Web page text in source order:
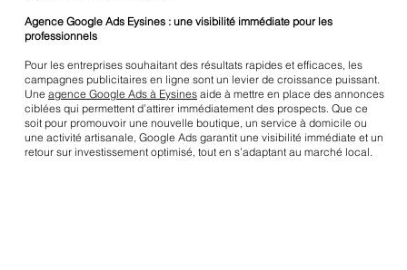
Agence Google Ads Eysines : une visibilité immédiate pour les
professionnels
Pour les entreprises souhaitant des résultats rapides et efficaces, les
campagnes publicitaires en ligne sont un levier de croissance puissant.
Uneagence Google Ads à Eysines aide à mettre en place des annonces
ciblées qui permettent d’attirer immédiatement des prospects. Que ce
soit pour promouvoir une nouvelle boutique, un service à domicile ou
une activité artisanale, Google Ads garantit une visibilité immédiate et un
retour sur investissement optimisé, tout en s’adaptant au marché local.